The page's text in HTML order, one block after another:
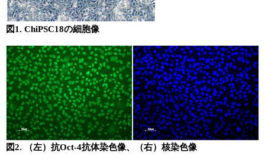
図1. ChiPSC18の細胞像
図2. （左）抗Oct-4抗体染色像、（右）核染色像